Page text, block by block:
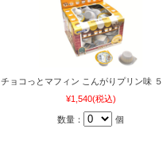
チョコっとマフィン こんがりプリン味
¥1,540(税込)
数量： 個